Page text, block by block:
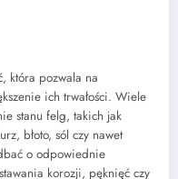
która pozwala na
ich trwałości. Wiele
stanu felg, takich jak
błoto, sól czy nawet
o odpowiednie
korozji, pęknięć czy